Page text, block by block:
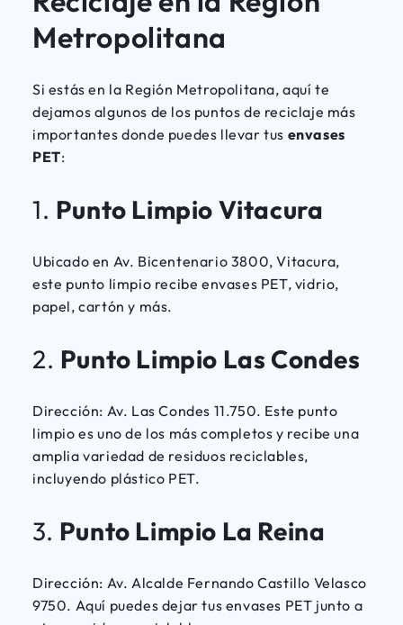
Metropolitana
Si estás en la Región Metropolitana, aquí te
dejamos algunos de los puntos de reciclaje más
importantes donde puedes llevar tus envases
PET:
1. Punto Limpio Vitacura
Ubicado en Av. Bicentenario 3800, Vitacura,
este punto limpio recibe envases PET, vidrio,
papel, cartón y más.
2. Punto Limpio Las Condes
Dirección: Av. Las Condes 11.750. Este punto
limpio es uno de los más completos y recibe una
amplia variedad de residuos reciclables,
incluyendo plástico PET.
3. Punto Limpio La Reina
Dirección: Av. Alcalde Fernando Castillo Velasco
9750. Aquí puedes dejar tus envases PET junto a